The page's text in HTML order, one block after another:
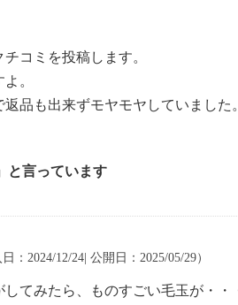
コミを投稿します。
。
品も出来ずモヤモヤしていました。
と言っています
：2024/12/24| 公開日：2025/05/29）
てみたら、ものすごい毛玉が・